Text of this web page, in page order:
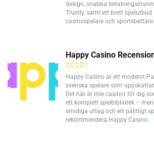
design, snabba
Trustly, samt ett brett
casinospelare och sportsbettare.
Happy Casino
Happy Casino är ett modernt
svenska spelare som
Det här är inte casinot för dig
ett komplett spelbibliotek –
smidiga uttag och ett pålitligt
rekommendera Happy Casino.